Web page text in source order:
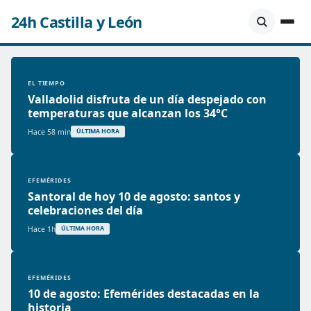
24h Castilla y León
EL TIEMPO
Valladolid disfruta de un día despejado con
temperaturas que alcanzan los 34°C
Hace 58 min ÚLTIMA HORA
EFEMÉRIDES
Santoral de hoy 10 de agosto: santos y
celebraciones del día
Hace 1h ÚLTIMA HORA
EFEMÉRIDES
10 de agosto: Efemérides destacadas en la
historia